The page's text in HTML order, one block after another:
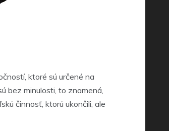
ktoré sú určené na
bez minulosti, to znamená,
činnosť, ktorú ukončili, ale